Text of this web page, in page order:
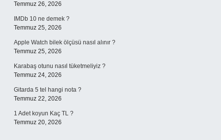
Temmuz 26, 2026
IMDb 10 ne demek ?
Temmuz 25, 2026
Apple Watch bilek ölçüsü nasıl alınır ?
Temmuz 25, 2026
Karabaş otunu nasıl tüketmeliyiz ?
Temmuz 24, 2026
Gitarda 5 tel hangi nota ?
Temmuz 22, 2026
1 Adet koyun Kaç TL ?
Temmuz 20, 2026